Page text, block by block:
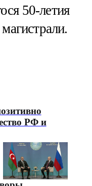
50-летия
РФ и